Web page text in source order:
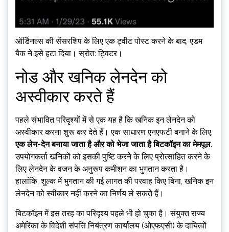
ऑर्डिनल्स की सेंसरशिप के लिए एक ट्वीट पोस्ट करने के बाद, एडम
बैक ने इसे हटा दिया। स्रोत: ट्विटर।
नोड और खनिक लेनदेन को
अस्वीकार करते हैं
पहले संभावित परिदृश्यों में से एक यह है कि खनिक इन लेनदेन को
अस्वीकार करना शुरू कर देते हैं। एक साधारण एनएफटी बनाने के लिए,
एक लेन-देन बनाया जाता है और को भेजा जाता हैबिटकॉइन का मेमपूल.
उपयोगकर्ता खनिकों को इसकी पुष्टि करने के लिए प्रोत्साहित करने के
लिए लेनदेन के वजन के अनुरूप कमीशन का भुगतान करता है।
हालांकि, शुल्क में भुगतान की गई लागत की परवाह किए बिना, खनिक इन
लेनदेन को स्वीकार नहीं करने का निर्णय ले सकते हैं।
बिटकॉइन में इस तरह का परिदृश्य पहले भी हो चुका है। संयुक्त राज्य
अमेरिका के विदेशी संपत्ति नियंत्रण कार्यालय (ओएफएसी) के दायित्वों